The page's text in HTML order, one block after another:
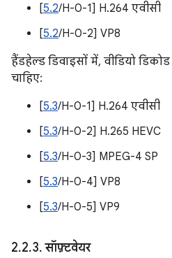
[5.2/H-0-1] H.264 एवीसी
[5.2/H-0-2] VP8
हैंडहेल्ड डिवाइसों में, वीडियो
चाहिए:
[5.3/H-0-1] H.264 एवीसी
[5.3/H-0-2] H.265 HEVC
[5.3/H-0-3] MPEG-4 SP
[5.3/H-0-4] VP8
[5.3/H-0-5] VP9
2.2.3.सॉफ़्टवेयर